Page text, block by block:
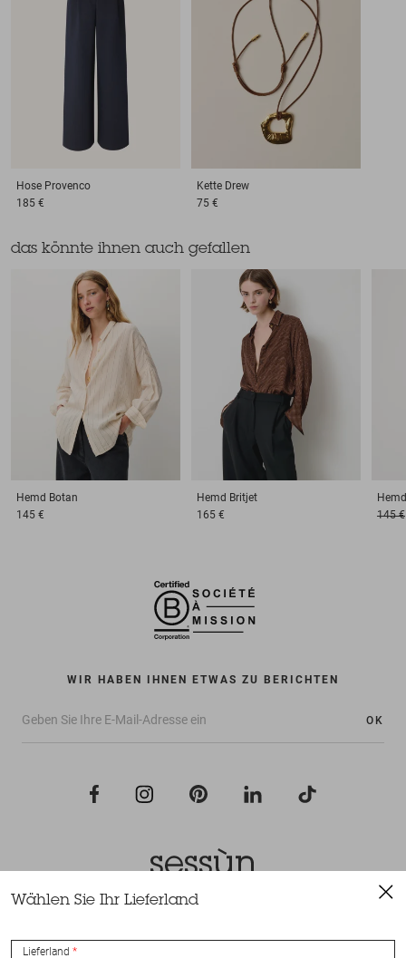
Hose Provenco
185 €
Kette Drew
75 €
das könnte ihnen auch gefallen
Hemd Botan
145 €
Hemd Britjet
165 €
Hemd
145 €
WIR HABEN IHNEN ETWAS ZU BERICHTEN
OK
Wählen Sie Ihr Lieferland
Lieferland